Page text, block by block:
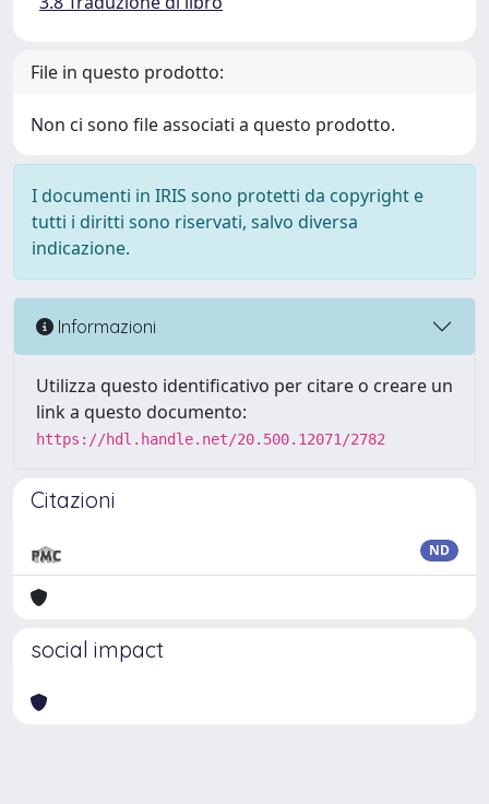
File in questo prodotto:
Non ci sono file associati a questo prodotto.
I documenti in IRIS sono protetti da copyright e
tutti i diritti sono riservati, salvo diversa
indicazione.
Informazioni
Utilizza questo identificativo per citare o creare un
link a questo documento:
https://hdl.handle.net/20.500.12071/2782
Citazioni
ND
social impact